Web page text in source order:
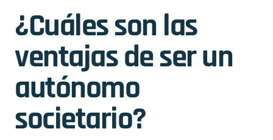
¿Cuáles son las
ventajas de ser un
autónomo
societario?